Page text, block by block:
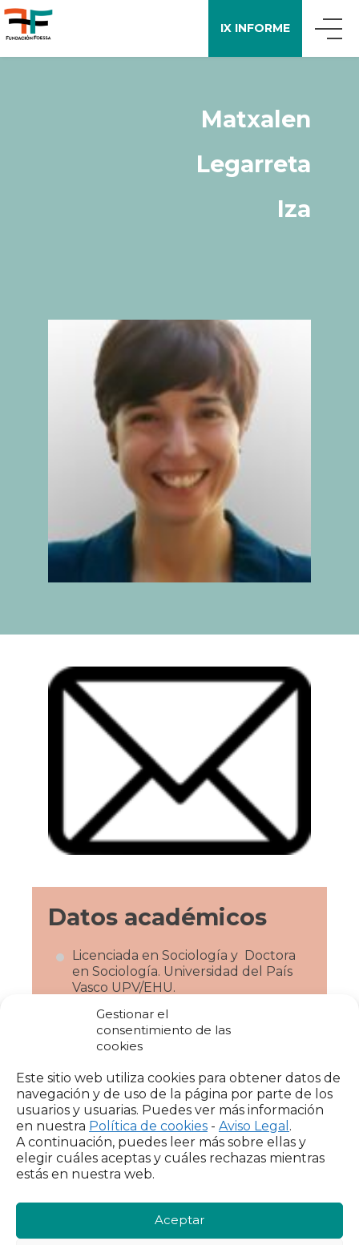
Gestionar el
consentimiento de las
cookies
Este sitio web utiliza cookies para obtener datos de
navegación y de uso de la página por parte de los
usuarios y usuarias. Puedes ver más información
en nuestra Política de cookies - Aviso Legal .
A continuación, puedes leer más sobre ellas y
elegir cuáles aceptas y cuáles rechazas mientras
estás en nuestra web.
Aceptar
IX INFORME
Matxalen
Legarreta
Iza
Datos académicos
Licenciada en Sociología y Doctora
en Sociología. Universidad del País
Vasco UPV/EHU.
Actualmente Profesora agregada.
Universidad del País Vasco UPV/EHU.
Líneas de
investigación
Cuidados, usos del tiempo y